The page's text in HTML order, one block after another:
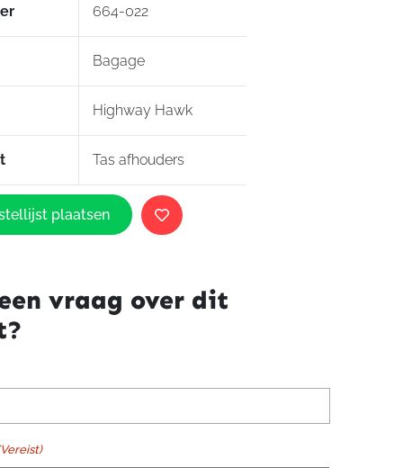
664-022
Bagage
Highway Hawk
Tas afhouders
plaatsen
vraag over dit